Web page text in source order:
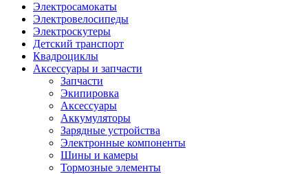
Электросамокаты
Электровелосипеды
Электроскутеры
Детский транспорт
Квадроциклы
Аксессуары и запчасти
Запчасти
Экипировка
Аксессуары
Аккумуляторы
Зарядные устройства
Электронные компоненты
Шины и камеры
Тормозные элементы